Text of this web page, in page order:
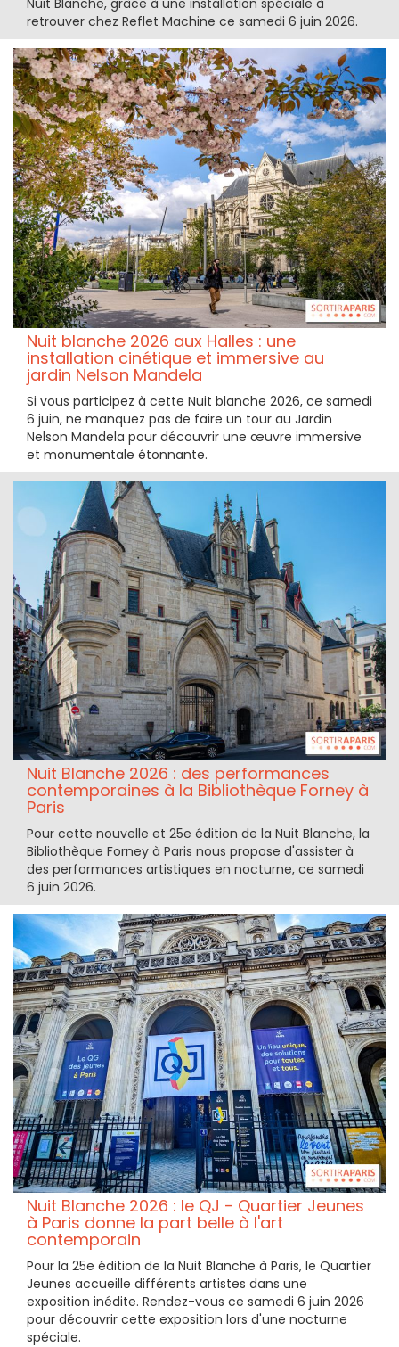
Nuit Blanche, grâce à une installation spéciale à
retrouver chez Reflet Machine ce samedi 6 juin 2026.
Nuit blanche 2026 aux Halles : une
installation cinétique et immersive au
jardin Nelson Mandela
Si vous participez à cette Nuit blanche 2026, ce samedi
6 juin, ne manquez pas de faire un tour au Jardin
Nelson Mandela pour découvrir une œuvre immersive
et monumentale étonnante.
Nuit Blanche 2026 : des performances
contemporaines à la Bibliothèque Forney à
Paris
Pour cette nouvelle et 25e édition de la Nuit Blanche, la
Bibliothèque Forney à Paris nous propose d'assister à
des performances artistiques en nocturne, ce samedi
6 juin 2026.
Nuit Blanche 2026 : le QJ - Quartier Jeunes
à Paris donne la part belle à l'art
contemporain
Pour la 25e édition de la Nuit Blanche à Paris, le Quartier
Jeunes accueille différents artistes dans une
exposition inédite. Rendez-vous ce samedi 6 juin 2026
pour découvrir cette exposition lors d'une nocturne
spéciale.